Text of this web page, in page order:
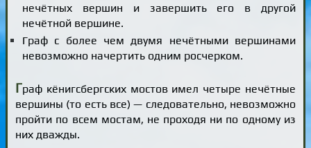
нечётных вершин и завершить его в другой
нечётной вершине.
Граф с более чем двумя нечётными вершинами
невозможно начертить одним росчерком.
Граф кёнигсбергских мостов имел четыре нечётные
вершины (то есть все) — следовательно, невозможно
пройти по всем мостам, не проходя ни по одному из
них дважды.